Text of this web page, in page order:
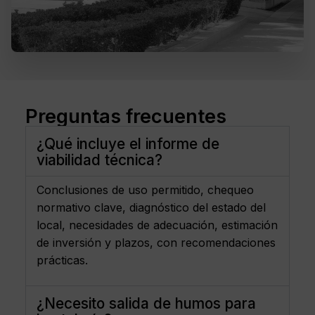
Preguntas frecuentes
¿Qué incluye el informe de
viabilidad técnica?
Conclusiones de uso permitido, chequeo
normativo clave, diagnóstico del estado del
local, necesidades de adecuación, estimación
de inversión y plazos, con recomendaciones
prácticas.
¿Necesito salida de humos para